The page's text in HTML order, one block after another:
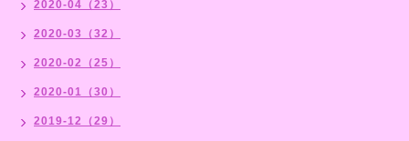
2020-04（23）
2020-03（32）
2020-02（25）
2020-01（30）
2019-12（29）